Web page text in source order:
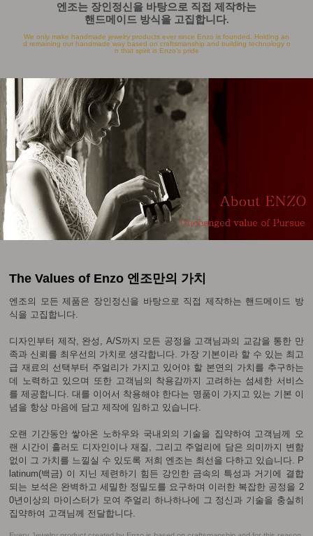
엔조는 장인정신을 바탕으로 직접 제작하는
핸드메이드 방식을 고집합니다.
We only make handmade jewelry products ever since Enzo is founded. Holding an
d remaining our handmade way based on craftsmanship and building technology o
n that spirit is Enzo’s pride
The Values of Enzo 엔조만의 가치
엔조의 모든 제품은 장인정신을 바탕으로 직접 제작하는 핸드메이드 방
식을 고집합니다.
디자인부터 제작, 완성, A/S까지 모든 공정을 고객님과의 교감을 통한 만
족과 신뢰를 최우선의 가치로 생각합니다. 가장 기본이라 할 수 있는 최고
급 재료의 선택부터 주얼리가 가지고 있어야 할 본연의 가치를 추구하는
데 노력하고 있으며 또한 고객님의 착용감까지 고려하는 섬세한 서비스
를 제공합니다. 대를 이어서 착용해야 한다는 명품이 가지고 있는 기본 이
념을 항상 마음에 담고 제작에 임하고 있습니다.
오랜 기간동안 쌓아온 노하우와 국내외의 기술을 집약하여 고객님께 오
랜 시간이 흘러도 디자인이나 재질, 그리고 주얼리에 담은 의미까지 변함
없이 그 가치를 느낄실 수 있도록 저희 엔조는 최선을 다하고 있습니다. P
latinum(백금) 이 지닌 제련하기 힘든 강인한 금속의 특성과 거기에 결합
되는 보석은 완벽하고 세밀한 정밀도를 요구하며 이러한 복잡한 공정을 2
0년이상의 마이스터가 모여 주얼리 하나하나에 그 정신과 기술을 충실히
집약하여 고객님께 전달합니다.